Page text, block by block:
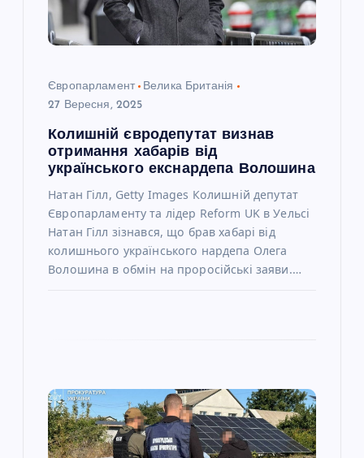
Європарламент
Велика Британія
27 Вересня, 2025
Колишній євродепутат визнав
отримання хабарів від
українського екснардепа Волошина
Натан Гілл, Getty Images Колишній депутат
Європарламенту та лідер Reform UK в Уельсі
Натан Гілл зізнався, що брав хабарі від
колишнього українського нардепа Олега
Волошина в обмін на проросійські заяви.…